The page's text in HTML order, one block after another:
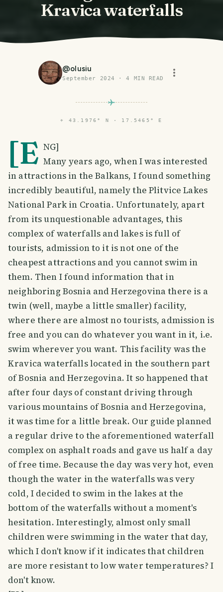
Kravica waterfalls
@olusiu
September 2024 ·4 MIN READ
⌖ 43.1976° N · 17.5465° E
[E NG]
Many years ago, when I was interested
in attractions in the Balkans, I found something
incredibly beautiful, namely the Plitvice Lakes
National Park in Croatia. Unfortunately, apart
from its unquestionable advantages, this
complex of waterfalls and lakes is full of
tourists, admission to it is not one of the
cheapest attractions and you cannot swim in
them. Then I found information that in
neighboring Bosnia and Herzegovina there is a
twin (well, maybe a little smaller) facility,
where there are almost no tourists, admission is
free and you can do whatever you want in it, i.e.
swim wherever you want. This facility was the
Kravica waterfalls located in the southern part
of Bosnia and Herzegovina. It so happened that
after four days of constant driving through
various mountains of Bosnia and Herzegovina,
it was time for a little break. Our guide planned
a regular drive to the aforementioned waterfall
complex on asphalt roads and gave us half a day
of free time. Because the day was very hot, even
though the water in the waterfalls was very
cold, I decided to swim in the lakes at the
bottom of the waterfalls without a moment's
hesitation. Interestingly, almost only small
children were swimming in the water that day,
which I don't know if it indicates that children
are more resistant to low water temperatures? I
don't know.